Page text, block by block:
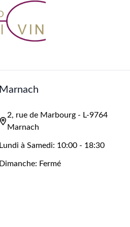
Marnach
2, rue de Marbourg - L-9764
Marnach
Lundi à Samedi: 10:00 - 18:30
Dimanche: Fermé